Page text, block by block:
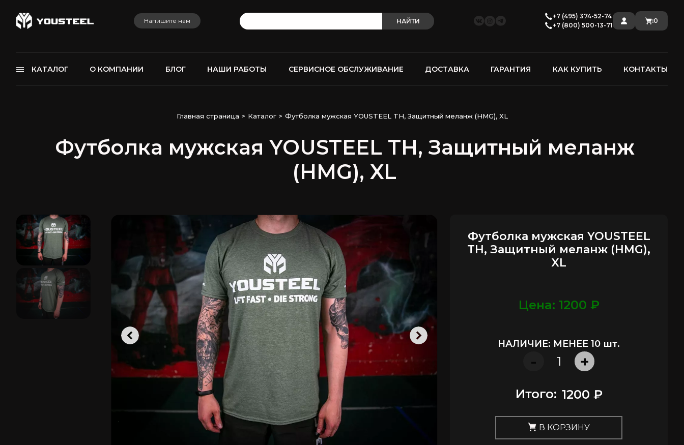
Напишите нам НАЙТИ
+7 (495) 374-52-74
+7 (800) 500-13-71
:0
КАТАЛОГ О КОМПАНИИ БЛОГ НАШИ РАБОТЫ СЕРВИСНОЕ ОБСЛУЖИВАНИЕ ДОСТАВКА ГАРАНТИЯ КАК КУПИТЬ КОНТАКТЫ
Главная страница > Каталог> Футболка мужская YOUSTEEL TH, Защитный меланж (HMG), XL
Футболка мужская YOUSTEEL TH, Защитный меланж
(HMG), XL
Футболка мужская YOUSTEEL
TH, Защитный меланж (HMG),
XL
Цена: 1200 ₽
НАЛИЧИЕ: МЕНЕЕ 10 шт.
- +
Итого: 1200 ₽
В КОРЗИНУ